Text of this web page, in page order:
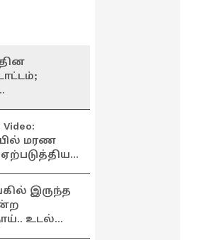
மக்கள்
- போலீஸ்
Video:
மரண
அலறிய
இருந்த
உடல்